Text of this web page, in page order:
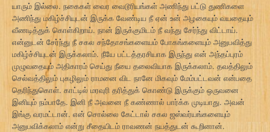
யாரும் இல்லை. நகைகள் வைர வைடூரியங்கள் அணிந்து பட்டு துணிகளை
அணிந்து மகிழ்ச்சியுடன் இருக்க வேண்டிய நீ ஏன் உன் அழகையும் வயதையும்
வீணடித்துக் கொள்கிறாய். நான் இருக்குமிடம் நீ வந்து சேர்ந்து விட்டாய்.
என்னுடன் சேர்ந்து நீ சகல சந்தோசங்களையம் போகங்களையும் அனுபவித்து
மகிழ்ச்சியுடன் இருக்கலாம். நீயே பட்டத்தரசியாக இருந்து என் அந்தப்புரம்
முழுவதையும் அதிகாரம் செய்து நீயை தலைவியாக இருக்கலாம். தவத்திலும்
செல்வத்திலும் புகழிலும் ராமனை விட நானே மிகவும் மேம்பட்டவன் என்பதை
தெரிந்துகொள். காட்டில் மரவுரி தரித்துக் கொண்டு இருக்கும் ஒருவனை
இனியும் நம்பாதே. இனி நீ அவனை நீ கண்ணால் பார்க்க முடியாது. அவன்
இங்கு வரமட்டான். என் சொல்லை கேட்டால் சகல ஜஸ்வர்யங்களையும்
அனுபவிக்கலாம் என்று சீதையிடம் ராவணன் நயத்துடன் கூறினான்.